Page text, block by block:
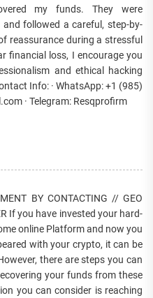
my funds. They were
and followed a careful, step-by-
reassurance during a stressful
financial loss, I encourage you
and ethical hacking
Info: · WhatsApp: +1 (985)
· Telegram: Resqprofirm
BY CONTACTING // GEO
If you have invested your hard-
online Platform and now you
with your crypto, it can be
there are steps you can
your funds from these
you can consider is reaching